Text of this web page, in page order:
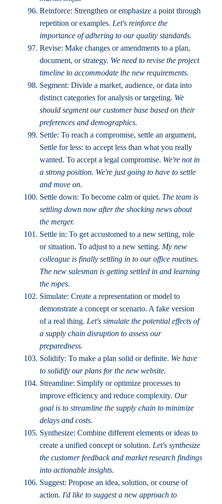
Reinforce: Strengthen or emphasize a point through
repetition or examples. Let's reinforce the
importance of adhering to our quality standards.
Revise: Make changes or amendments to a plan,
document, or strategy. We need to revise the project
timeline to accommodate the new requirements.
Segment: Divide a market, audience, or data into
distinct categories for analysis or targeting. We
should segment our customer base based on their
preferences and demographics.
Settle: To reach a compromise, settle an argument,
Settle for less: to accept less than what you really
wanted. To accept a legal compromise. We're not in
a strong position. We're just going to have to settle
and move on.
Settle down: To become calm or quiet. The team is
settling down now after the shocking news about
the merger.
Settle in: To get accustomed to a new setting, role
or situation. To adjust to a new setting. My new
colleague is finally settling in to our office routines.
The new salesman is getting settled in and learning
the ropes.
Simulate: Create a representation or model to
demonstrate a concept or scenario. A fake version
of a real thing. Let's simulate the potential effects of
a supply chain disruption to assess our
preparedness.
Solidify: To make a plan solid or definite. We have
to solidify our plans for the new website.
Streamline: Simplify or optimize processes to
improve efficiency and reduce complexity. Our
goal is to streamline the supply chain to minimize
delays and costs.
Synthesize: Combine different elements or ideas to
create a unified concept or solution. Let's synthesize
the customer feedback and market research findings
into actionable insights.
Suggest: Propose an idea, solution, or course of
action. I'd like to suggest a new approach to